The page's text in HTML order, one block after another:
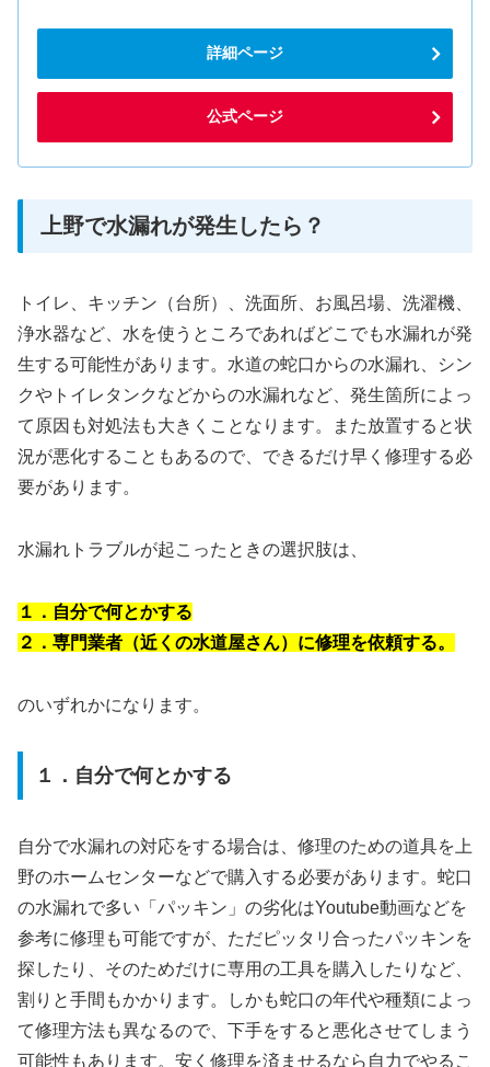
詳細ページ
公式ページ
上野で水漏れが発生したら？
トイレ、キッチン（台所）、洗面所、お風呂場、洗濯機、
浄水器など、水を使うところであればどこでも水漏れが発
生する可能性があります。水道の蛇口からの水漏れ、シン
クやトイレタンクなどからの水漏れなど、発生箇所によっ
て原因も対処法も大きくことなります。また放置すると状
況が悪化することもあるので、できるだけ早く修理する必
要があります。
水漏れトラブルが起こったときの選択肢は、
１．自分で何とかする
２．専門業者（近くの水道屋さん）に修理を依頼する。
のいずれかになります。
１．自分で何とかする
自分で水漏れの対応をする場合は、修理のための道具を上
野のホームセンターなどで購入する必要があります。蛇口
の水漏れで多い「パッキン」の劣化はYoutube動画などを
参考に修理も可能ですが、ただピッタリ合ったパッキンを
探したり、そのためだけに専用の工具を購入したりなど、
割りと手間もかかります。しかも蛇口の年代や種類によっ
て修理方法も異なるので、下手をすると悪化させてしまう
可能性もあります。安く修理を済ませるなら自力でやるこ